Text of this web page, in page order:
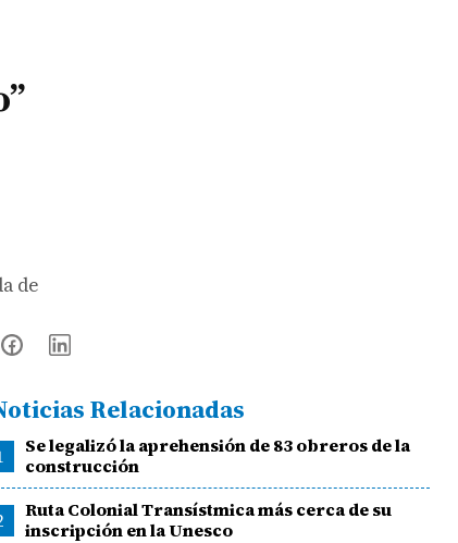
de
Relacionadas
Se legalizó la aprehensión de 83 obreros de la
construcción
Ruta Colonial Transístmica más cerca de su
inscripción en la Unesco